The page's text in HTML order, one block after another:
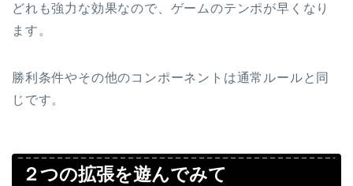
どれも強力な効果なので、ゲームのテンポが早くなり
ます。
勝利条件やその他のコンポーネントは通常ルールと同
じです。
２つの拡張を遊んでみて